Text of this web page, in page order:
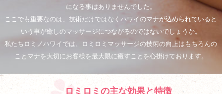
になる事はありませんでした。
ここでも重要なのは、技術だけではなくハワイのマナが込められていると
いう事が癒しのマッサージにつながるのではないでしょうか。
私たちロミノハワイでは、ロミロミマッサージの技術の向上はもちろんの
ことマナを大切にお客様を最大限に癒すことを心掛けております。
ロミロミの主な効果と特徴